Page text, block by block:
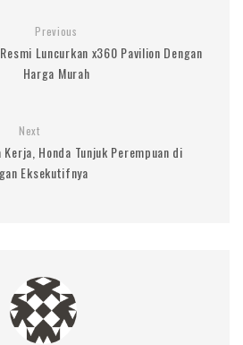
Previous
Luncurkan x360 Pavilion Dengan
Harga Murah
Next
Honda Tunjuk Perempuan di
Eksekutifnya